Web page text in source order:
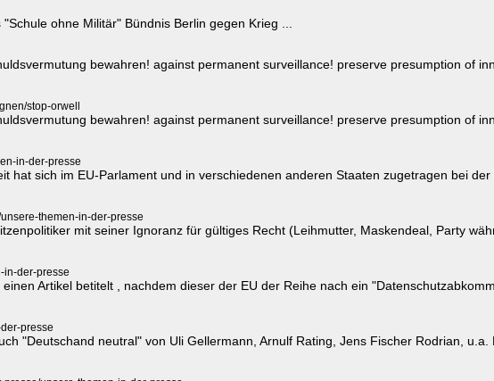
ohne Militär" Bündnis Berlin gegen Krieg ...
bewahren! against permanent surveillance! preserve presumption of
stop-orwell
bewahren! against permanent surveillance! preserve presumption of
in-der-presse
hat sich im EU-Parlament und in verschiedenen anderen Staaten zugetragen bei
themen-in-der-presse
mit seiner Ignoranz für gültiges Recht (Leihmutter, Maskendeal, Party
in-der-presse
Artikel betitelt , nachdem dieser der EU der Reihe nach ein
presse
"Deutschand neutral" von Uli Gellermann, Arnulf Rating, Jens Fischer Rodrian,